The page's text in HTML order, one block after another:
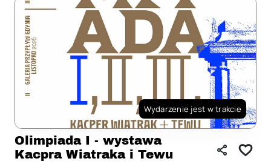
Wydarzenie jest w trakcie
Olimpiada I - wystawa
Kacpra Wiatraka i Tewu